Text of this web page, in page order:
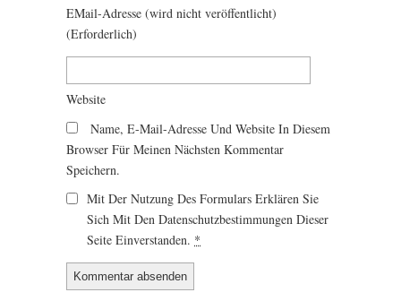
EMail-Adresse (wird nicht veröffentlicht)
(erforderlich)
Website
Name, E-Mail-Adresse Und Website In Diesem
Browser Für Meinen Nächsten Kommentar
Speichern.
Mit Der Nutzung Des Formulars Erklären Sie
Sich Mit Den Datenschutzbestimmungen Dieser
Seite Einverstanden. *